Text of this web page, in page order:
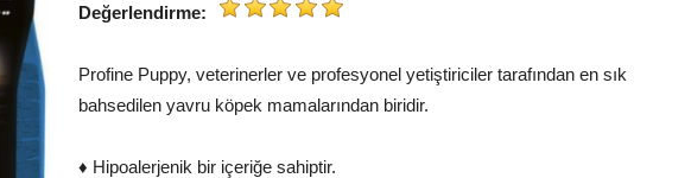
Değerlendirme:
Profine Puppy, veterinerler ve profesyonel yetiştiriciler tarafından en sık
bahsedilen yavru köpek mamalarından biridir.
♦ Hipoalerjenik bir içeriğe sahiptir.